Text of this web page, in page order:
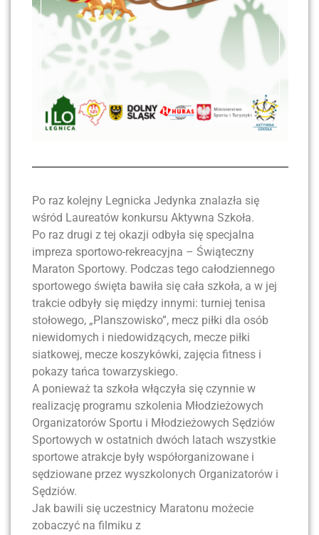
Po raz kolejny Legnicka Jedynka znalazła się
wśród Laureatów konkursu Aktywna Szkoła.
Po raz drugi z tej okazji odbyła się specjalna
impreza sportowo-rekreacyjna – Świąteczny
Maraton Sportowy. Podczas tego całodziennego
sportowego święta bawiła się cała szkoła, a w jej
trakcie odbyły się między innymi: turniej tenisa
stołowego, „Planszowisko”, mecz piłki dla osób
niewidomych i niedowidzących, mecze piłki
siatkowej, mecze koszykówki, zajęcia fitness i
pokazy tańca towarzyskiego.
A ponieważ ta szkoła włączyła się czynnie w
realizację programu szkolenia Młodzieżowych
Organizatorów Sportu i Młodzieżowych Sędziów
Sportowych w ostatnich dwóch latach wszystkie
sportowe atrakcje były współorganizowane i
sędziowane przez wyszkolonych Organizatorów i
Sędziów.
Jak bawili się uczestnicy Maratonu możecie
zobaczyć na filmiku z